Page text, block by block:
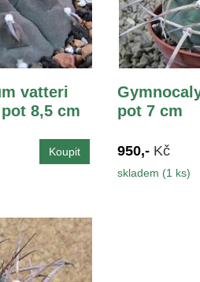
vatteri
8,5 cm
pot 7 cm
950,- Kč
skladem (1 ks)